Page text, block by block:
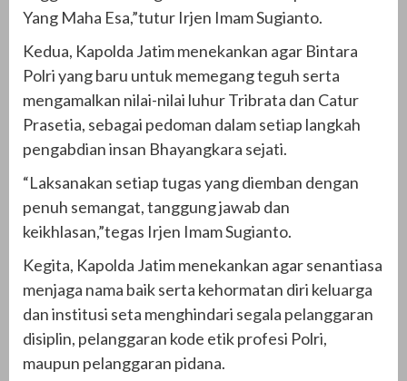
Yang Maha Esa,”tutur Irjen Imam Sugianto.
Kedua, Kapolda Jatim menekankan agar Bintara
Polri yang baru untuk memegang teguh serta
mengamalkan nilai-nilai luhur Tribrata dan Catur
Prasetia, sebagai pedoman dalam setiap langkah
pengabdian insan Bhayangkara sejati.
“Laksanakan setiap tugas yang diemban dengan
penuh semangat, tanggung jawab dan
keikhlasan,”tegas Irjen Imam Sugianto.
Kegita, Kapolda Jatim menekankan agar senantiasa
menjaga nama baik serta kehormatan diri keluarga
dan institusi seta menghindari segala pelanggaran
disiplin, pelanggaran kode etik profesi Polri,
maupun pelanggaran pidana.